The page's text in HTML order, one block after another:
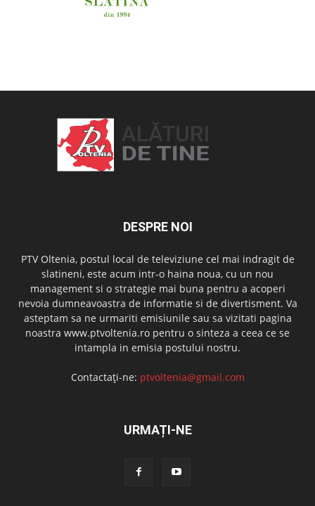
DESPRE NOI
PTV Oltenia, postul local de televiziune cel mai indragit de
slatineni, este acum intr-o haina noua, cu un nou
management si o strategie mai buna pentru a acoperi
nevoia dumneavoastra de informatie si de divertisment. Va
asteptam sa ne urmariti emisiunile sau sa vizitati pagina
noastra www.ptvoltenia.ro pentru o sinteza a ceea ce se
intampla in emisia postului nostru.
Contactați-ne: ptvoltenia@gmail.com
URMAȚI-NE